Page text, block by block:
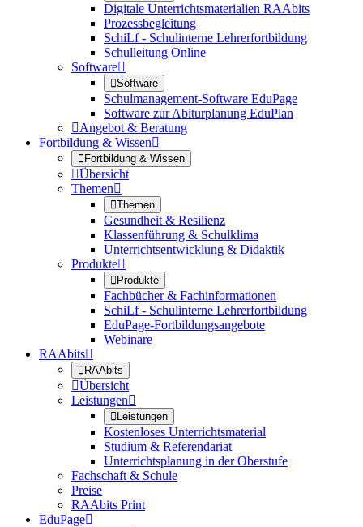
Digitale Unterrichtsmaterialien RAAbits
Prozessbegleitung
SchiLf - Schulinterne Lehrerfortbildung
Schulleitung Online
Software
Software
Schulmanagement-Software EduPage
Software zur Abiturplanung EduPlan
Angebot & Beratung
Fortbildung & Wissen
Fortbildung & Wissen
Übersicht
Themen
Themen
Gesundheit & Resilienz
Klassenführung & Schulklima
Unterrichtsentwicklung & Didaktik
Produkte
Produkte
Fachbücher & Fachinformationen
SchiLf - Schulinterne Lehrerfortbildung
EduPage-Fortbildungsangebote
Webinare
RAAbits
RAAbits
Übersicht
Leistungen
Leistungen
Kostenloses Unterrichtsmaterial
Studium & Referendariat
Unterrichtsplanung in der Oberstufe
Fachschaft & Schule
Preise
RAAbits Print
EduPage